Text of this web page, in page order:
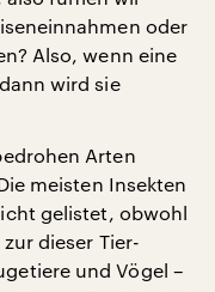
oder
Also, wenn eine
wird sie
Arten
meisten Insekten
gelistet, obwohl
dieser Tier-
und Vögel –